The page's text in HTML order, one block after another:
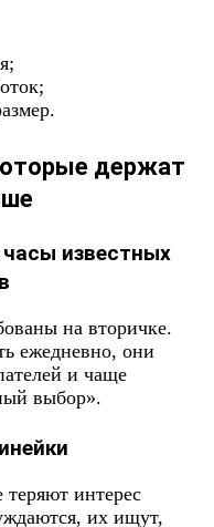
держат
известных
на вторичке.
ежедневно, они
и чаще
выбор».
теряют интерес
их ищут,